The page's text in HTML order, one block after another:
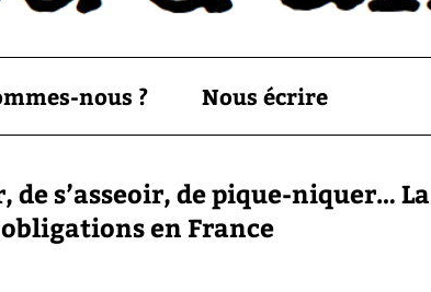
nous ? Nous écrire
s’asseoir, de pique-niquer… La
en France